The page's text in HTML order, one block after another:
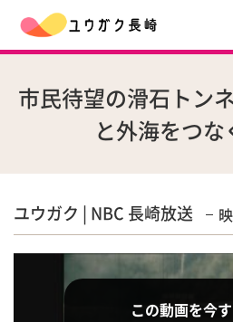
市民待望の滑石トン
と外海をつな
ユウガク | NBC 長崎放送
この動画を今